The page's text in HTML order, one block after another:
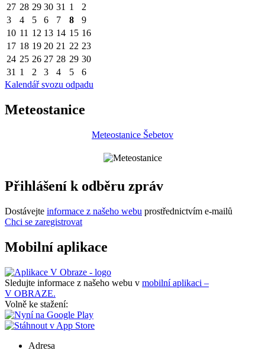
27 28 29 30 31 1
2
3
4 5 6 7 8
9
10 11 12 13 14 15 16
17 18 19 20 21 22 23
24 25 26 27 28 29 30
31 1 2 3 4 5
6
Kalendář svozu odpadu
Meteostanice
Meteostanice Šebetov
Přihlášení k odběru zpráv
Dostávejte informace z našeho webu prostřednictvím e-mailů
Chci se zaregistrovat
Mobilní aplikace
Sledujte informace z našeho webu v mobilní aplikaci –
V OBRAZE.
Volně ke stažení:
Adresa